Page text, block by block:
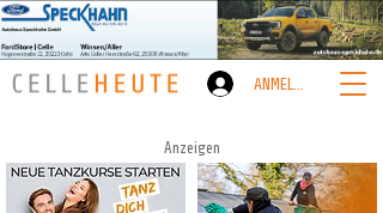
ANMELDEN
Anzeigen